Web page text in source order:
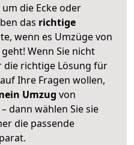
die Ecke oder
das richtige
wenn es Umzüge von
Wenn Sie nicht
die richtige Lösung für
Ihre Fragen wollen,
Umzug von
dann wählen Sie sie
die passende